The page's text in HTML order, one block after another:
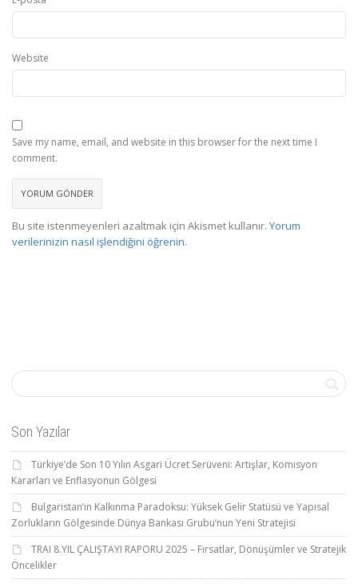
Website
Save my name, email, and website in this browser for the next time I
comment.
Bu site istenmeyenleri azaltmak için Akismet kullanır. Yorum
verilerinizin nasıl işlendiğini öğrenin.
Son Yazılar
Türkiye’de Son 10 Yılın Asgari Ücret Serüveni: Artışlar, Komisyon
Kararları ve Enflasyonun Gölgesi
Bulgaristan’ın Kalkınma Paradoksu: Yüksek Gelir Statüsü ve Yapısal
Zorlukların Gölgesinde Dünya Bankası Grubu’nun Yeni Stratejisi
TRAI 8.YIL ÇALIŞTAYI RAPORU 2025 – Fırsatlar, Dönüşümler ve Stratejik
Öncelikler